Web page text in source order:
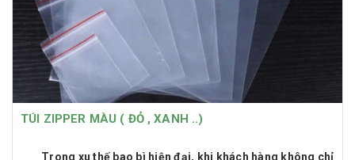
TÚI ZIPPER MÀU ( ĐỎ , XANH ..)
Trong xu thế bao bì hiện đại, khi khách hàng không chỉ